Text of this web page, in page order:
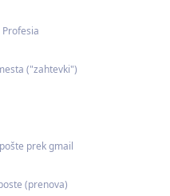
("zahtevki")
prek gmail
(prenova)